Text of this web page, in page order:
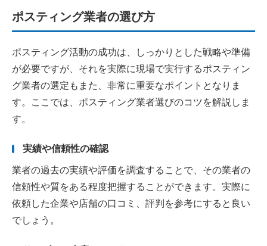
ポスティング業者の選び方
ポスティング活動の成功は、しっかりとした戦略や準備
が必要ですが、それを実際に現場で実行するポスティン
グ業者の選定もまた、非常に重要なポイントとなりま
す。ここでは、ポスティング業者選びのコツを解説しま
す。
実績や信頼性の確認
業者の過去の実績や評価を調査することで、その業者の
信頼性や質をある程度把握することができます。実際に
依頼した企業や店舗の口コミ、評判を参考にすると良い
でしょう。